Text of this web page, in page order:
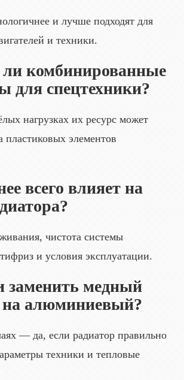
и лучше подходят для
и техники.
ли комбинированные
для спецтехники?
нагрузках их ресурс может
пластиковых элементов
всего влияет на
чистота системы
и условия эксплуатации.
медный
на алюминиевый?
— да, если радиатор правильно
техники и тепловые